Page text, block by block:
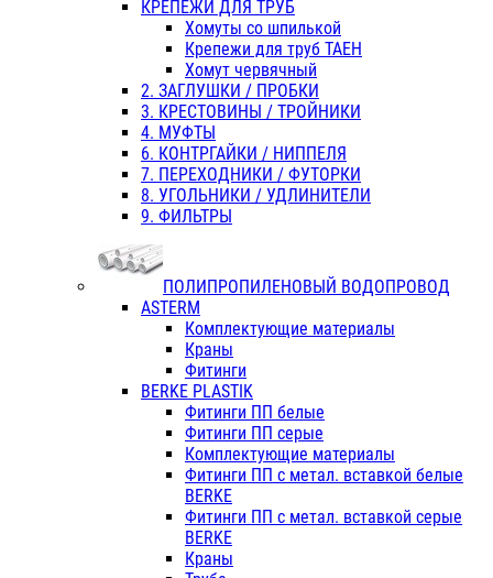
КРЕПЕЖИ ДЛЯ ТРУБ
Хомуты со шпилькой
Крепежи для труб ТАЕН
Хомут червячный
2. ЗАГЛУШКИ / ПРОБКИ
3. КРЕСТОВИНЫ / ТРОЙНИКИ
4. МУФТЫ
6. КОНТРГАЙКИ / НИППЕЛЯ
7. ПЕРЕХОДНИКИ / ФУТОРКИ
8. УГОЛЬНИКИ / УДЛИНИТЕЛИ
9. ФИЛЬТРЫ
ПОЛИПРОПИЛЕНОВЫЙ ВОДОПРОВОД
ASTERM
Комплектующие материалы
Краны
Фитинги
BERKE PLASTIK
Фитинги ПП белые
Фитинги ПП серые
Комплектующие материалы
Фитинги ПП с метал. вставкой белые
BERKE
Фитинги ПП с метал. вставкой серые
BERKE
Краны